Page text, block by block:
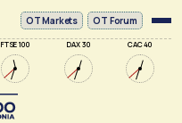
FTSE 100 DAX 30 CAC 40
ΟΤ Markets OT Forum